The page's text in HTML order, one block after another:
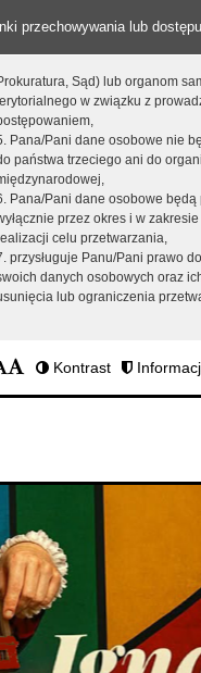
przechowywania lub
Sąd) lub organom
w związku z
Pana/Pani dane osobowe nie
państwa trzeciego ani do
Pana/Pani dane osobowe będą
przez okres i w
celu przetwarzania,
przysługuje Panu/Pani prawo
danych osobowych oraz
lub ograniczenia
Kontrast